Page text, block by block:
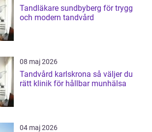
Tandläkare sundbyberg för trygg
och modern tandvård
08 maj 2026
Tandvård karlskrona så väljer du
rätt klinik för hållbar munhälsa
04 maj 2026